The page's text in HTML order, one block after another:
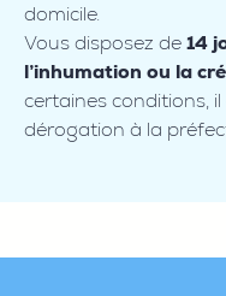
domicile.
Vous disposez de14
l’inhumation ou la
certaines conditions,
dérogation à la